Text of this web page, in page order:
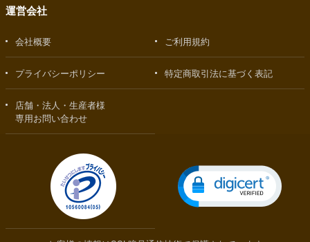
運営会社
会社概要 ご利用規約
プライバシーポリシー 特定商取引法に基づく表記
店舗・法人・生産者様
専用お問い合わせ